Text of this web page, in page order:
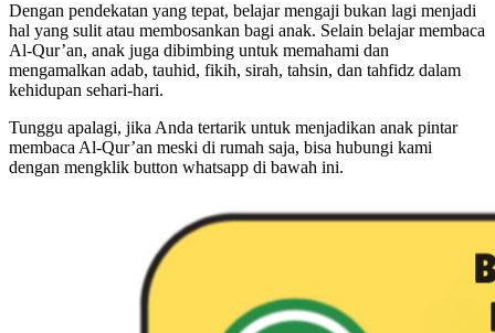
Dengan pendekatan yang tepat, belajar mengaji bukan lagi menjadi
hal yang sulit atau membosankan bagi anak. Selain belajar membaca
Al-Qur’an, anak juga dibimbing untuk memahami dan
mengamalkan adab, tauhid, fikih, sirah, tahsin, dan tahfidz dalam
kehidupan sehari-hari.
Tunggu apalagi, jika Anda tertarik untuk menjadikan anak pintar
membaca Al-Qur’an meski di rumah saja, bisa hubungi kami
dengan mengklik button whatsapp di bawah ini.